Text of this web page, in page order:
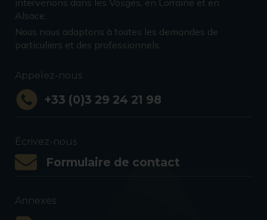
intervenons dans les Vosges, en Lorraine et en
Alsace.
Nous nous adaptons à toutes les demandes de
particuliers et des professionnels.
Appelez-nous
+33 (0)3 29 24 21 98
Écrivez-nous
Formulaire de contact
Annexes